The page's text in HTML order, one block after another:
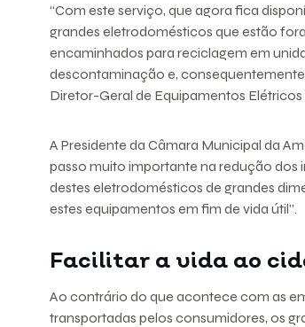
“Com este serviço, que agora fica
grandes eletrodomésticos que estão
encaminhados para reciclagem em
descontaminação e,
Diretor-Geral de Equipamentos
A Presidente da Câmara Municipal da
passo muito importante na redução
destes eletrodomésticos de grandes
estes equipamentos em fim de vida útil”.
Facilitar a vida ao
Ao contrário do que acontece com as
transportadas pelos consumidores, os